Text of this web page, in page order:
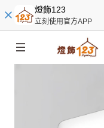
燈飾123
立刻使用官方APP